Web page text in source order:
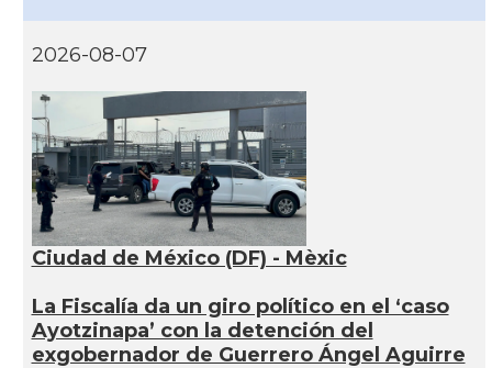
2026-08-07
Ciudad de México (DF) - Mèxic
La Fiscalía da un giro político en el ‘caso
Ayotzinapa’ con la detención del
exgobernador de Guerrero Ángel Aguirre